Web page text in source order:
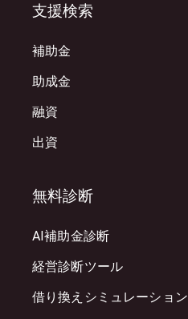
支援検索
補助金
助成金
融資
出資
無料診断
AI補助金診断
経営診断ツール
借り換えシミュレーション